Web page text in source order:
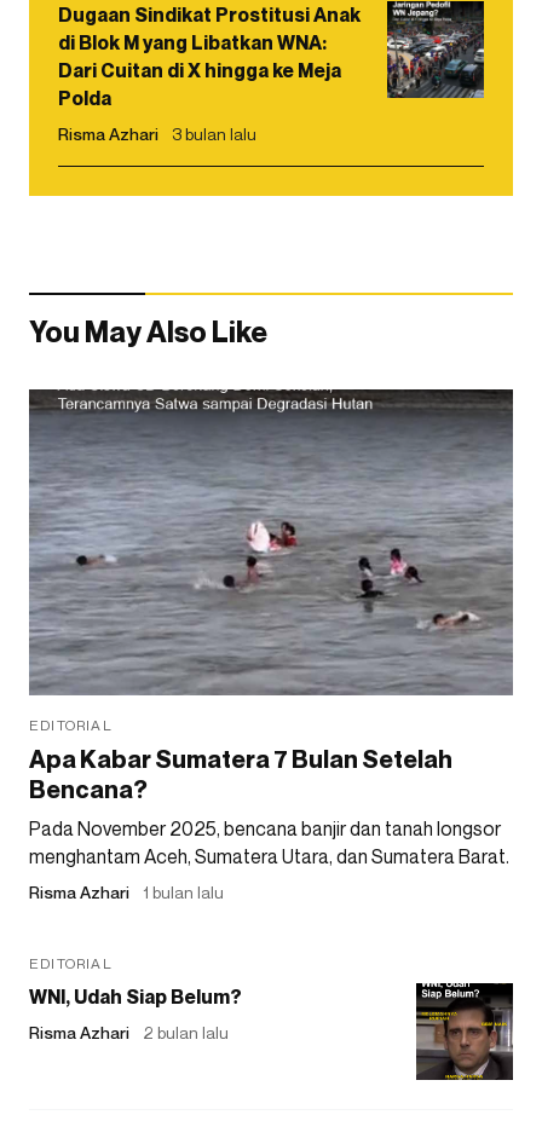
Dugaan Sindikat Prostitusi Anak
di Blok M yang Libatkan WNA:
Dari Cuitan di X hingga ke Meja
Polda
Risma Azhari 3 bulan lalu
You May Also Like
EDITORIAL
Apa Kabar Sumatera 7 Bulan Setelah
Bencana?
Pada November 2025, bencana banjir dan tanah longsor
menghantam Aceh, Sumatera Utara, dan Sumatera Barat.
Risma Azhari 1 bulan lalu
EDITORIAL
WNI, Udah Siap Belum?
Risma Azhari 2 bulan lalu